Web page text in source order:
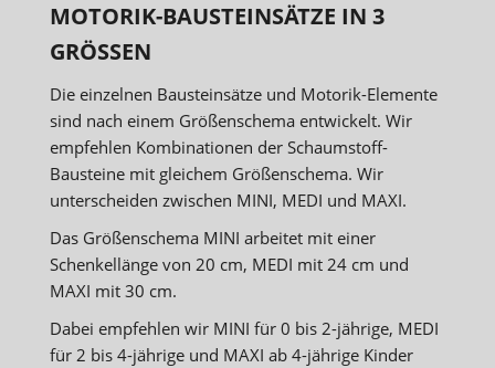
MOTORIK-BAUSTEINSÄTZE IN 3
GRÖSSEN
Die einzelnen Bausteinsätze und Motorik-Elemente
sind nach einem Größenschema entwickelt. Wir
empfehlen Kombinationen der Schaumstoff-
Bausteine mit gleichem Größenschema. Wir
unterscheiden zwischen MINI, MEDI und MAXI.
Das Größenschema MINI arbeitet mit einer
Schenkellänge von 20 cm, MEDI mit 24 cm und
MAXI mit 30 cm.
Dabei empfehlen wir MINI für 0 bis 2-jährige, MEDI
für 2 bis 4-jährige und MAXI ab 4-jährige Kinder